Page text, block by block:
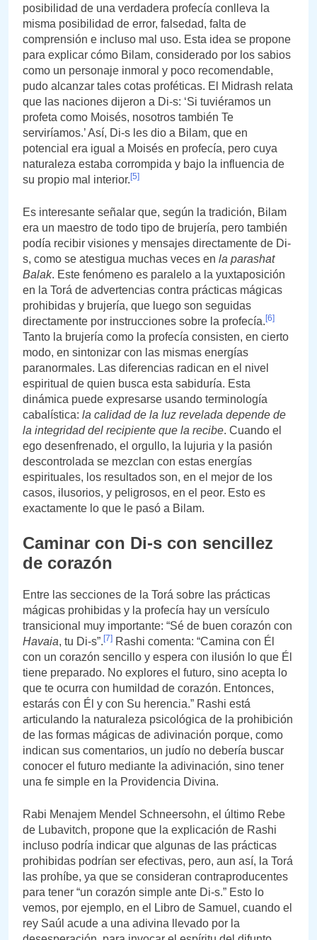
posibilidad de una verdadera profecía conlleva la
misma posibilidad de error, falsedad, falta de
comprensión e incluso mal uso. Esta idea se propone
para explicar cómo Bilam, considerado por los sabios
como un personaje inmoral y poco recomendable,
pudo alcanzar tales cotas proféticas. El Midrash relata
que las naciones dijeron a Di-s: ‘Si tuviéramos un
profeta como Moisés, nosotros también Te
serviríamos.’ Así, Di-s les dio a Bilam, que en
potencial era igual a Moisés en profecía, pero cuya
naturaleza estaba corrompida y bajo la influencia de
su propio mal interior. [5]
Es interesante señalar que, según la tradición, Bilam
era un maestro de todo tipo de brujería, pero también
podía recibir visiones y mensajes directamente de Di-
s, como se atestigua muchas veces en la parashat
Balak. Este fenómeno es paralelo a la yuxtaposición
en la Torá de advertencias contra prácticas mágicas
prohibidas y brujería, que luego son seguidas
directamente por instrucciones sobre la profecía. [6]
Tanto la brujería como la profecía consisten, en cierto
modo, en sintonizar con las mismas energías
paranormales. Las diferencias radican en el nivel
espiritual de quien busca esta sabiduría. Esta
dinámica puede expresarse usando terminología
cabalística: la calidad de la luz revelada depende de
la integridad del recipiente que la recibe. Cuando el
ego desenfrenado, el orgullo, la lujuria y la pasión
descontrolada se mezclan con estas energías
espirituales, los resultados son, en el mejor de los
casos, ilusorios, y peligrosos, en el peor. Esto es
exactamente lo que le pasó a Bilam.
Caminar con Di-s con sencillez
de corazón
Entre las secciones de la Torá sobre las prácticas
mágicas prohibidas y la profecía hay un versículo
transicional muy importante: “Sé de buen corazón con
Havaia, tu Di-s”. [7] Rashi comenta: “Camina con Él
con un corazón sencillo y espera con ilusión lo que Él
tiene preparado. No explores el futuro, sino acepta lo
que te ocurra con humildad de corazón. Entonces,
estarás con Él y con Su herencia.” Rashi está
articulando la naturaleza psicológica de la prohibición
de las formas mágicas de adivinación porque, como
indican sus comentarios, un judío no debería buscar
conocer el futuro mediante la adivinación, sino tener
una fe simple en la Providencia Divina.
Rabi Menajem Mendel Schneersohn, el último Rebe
de Lubavitch, propone que la explicación de Rashi
incluso podría indicar que algunas de las prácticas
prohibidas podrían ser efectivas, pero, aun así, la Torá
las prohíbe, ya que se consideran contraproducentes
para tener “un corazón simple ante Di-s.” Esto lo
vemos, por ejemplo, en el Libro de Samuel, cuando el
rey Saúl acude a una adivina llevado por la